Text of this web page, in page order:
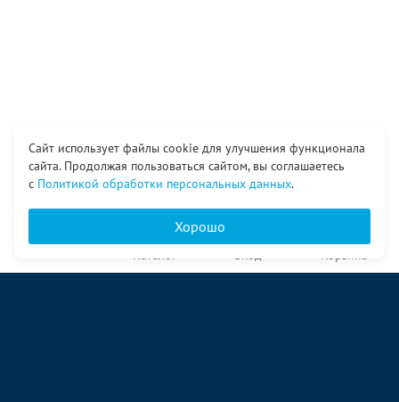
Сайт использует файлы cookie для улучшения функционала
сайта. Продолжая пользоваться сайтом, вы соглашаетесь
с Политикой обработки персональных данных.
Хорошо